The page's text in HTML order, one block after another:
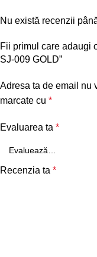
Nu există recenzii
Fii primul care adaugi
SJ-009 GOLD”
Adresa ta de email nu
marcate cu *
Evaluarea ta *
Recenzia ta *